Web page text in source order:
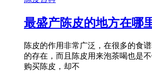
最盛产陈皮的地方在哪
陈皮的作用非常广泛，在很多的食
的存在，而且陈皮用来泡茶喝也是
购买陈皮，却不